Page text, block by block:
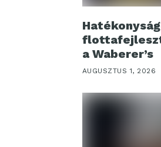
a Waberer’s
AUGUSZTUS 1, 2026